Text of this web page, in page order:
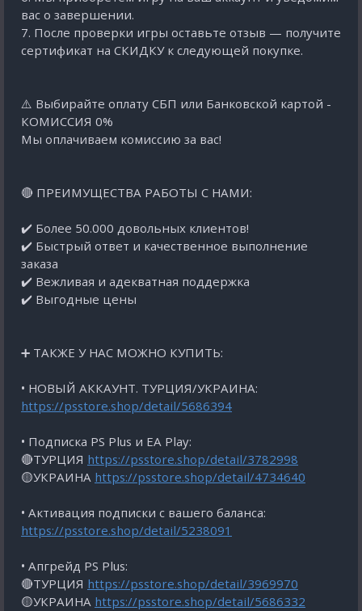
вас о завершении.
7. После проверки игры оставьте отзыв — получите
сертификат на СКИДКУ к следующей покупке.
⚠️ Выбирайте оплату СБП или Банковской картой -
КОМИССИЯ 0%
Мы оплачиваем комиссию за вас!
🔴 ПРЕИМУЩЕСТВА РАБОТЫ С НАМИ:
✔️ Более 50.000 довольных клиентов!
✔️ Быстрый ответ и качественное выполнение
заказа
✔️ Вежливая и адекватная поддержка
✔️ Выгодные цены
➕ ТАКЖЕ У НАС МОЖНО КУПИТЬ:
• НОВЫЙ АККАУНТ. ТУРЦИЯ/УКРАИНА:
https://psstore.shop/detail/5686394
• Подписка PS Plus и EA Play:
🔴ТУРЦИЯ https://psstore.shop/detail/3782998
🟡УКРАИНА https://psstore.shop/detail/4734640
• Активация подписки с вашего баланса:
https://psstore.shop/detail/5238091
• Апгрейд PS Plus:
🔴ТУРЦИЯ https://psstore.shop/detail/3969970
🟡УКРАИНА https://psstore.shop/detail/5686332